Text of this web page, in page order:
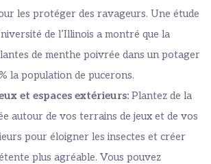
les protéger des ravageurs. Une étude
de l’Illinois a montré que la
de menthe poivrée dans un potager
la population de pucerons.
et espaces extérieurs: Plantez de la
autour de vos terrains de jeux et de vos
pour éloigner les insectes et créer
plus agréable. Vous pouvez